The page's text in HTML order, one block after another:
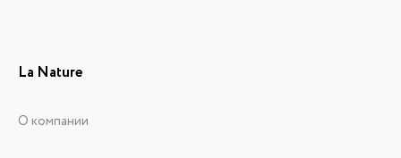
La Nature
О компании